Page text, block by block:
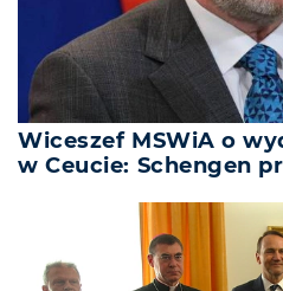
Wiceszef MSWiA o
w Ceucie: Schengen